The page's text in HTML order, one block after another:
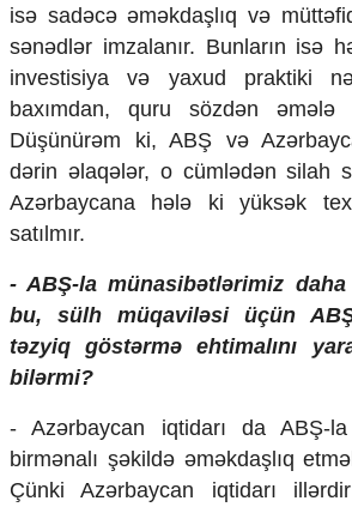
isə sadəcə əməkdaşlıq və
sənədlər imzalanır. Bunların isə
investisiya və yaxud praktiki
baxımdan, quru sözdən əmələ
Düşünürəm ki, ABŞ və
dərin əlaqələr, o cümlədən silah
Azərbaycana hələ ki yüksək
satılmır.
- ABŞ-la münasibətlərimiz daha
bu, sülh müqaviləsi üçün
təzyiq göstərmə ehtimalını
bilərmi?
- Azərbaycan iqtidarı da ABŞ-
birmənalı şəkildə əməkdaşlıq
Çünki Azərbaycan iqtidarı